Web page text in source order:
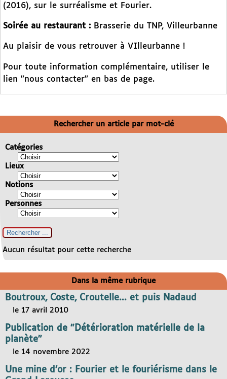
(2016), sur le surréalisme et Fourier.
Soirée au restaurant : Brasserie du TNP, Villeurbanne
Au plaisir de vous retrouver à VIlleurbanne !
Pour toute information complémentaire, utiliser le
lien "nous contacter" en bas de page.
Rechercher un article par mot-clé
Catégories
Lieux
Notions
Personnes
Aucun résultat pour cette recherche
Dans la même rubrique
Boutroux, Coste, Croutelle... et puis Nadaud
le 17 avril 2010
Publication de "Détérioration matérielle de la
planète"
le 14 novembre 2022
Une mine d’or : Fourier et le fouriérisme dans le